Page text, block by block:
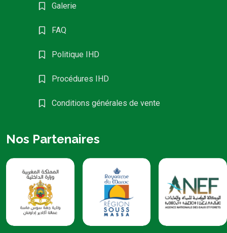
Galerie
FAQ
Politique IHD
Procédures IHD
Conditions générales de vente
Nos Partenaires